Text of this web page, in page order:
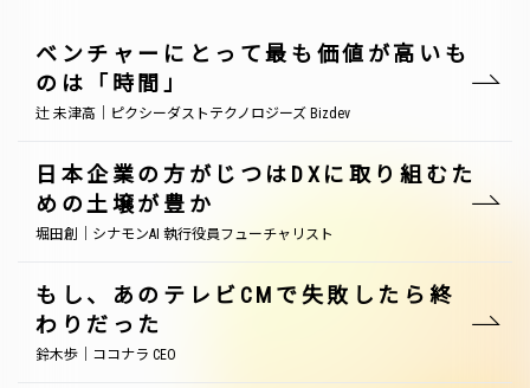
ベンチャーにとって最も価値が高いも
のは「時間」
辻 未津高｜ピクシーダストテクノロジーズ Bizdev
日本企業の方がじつはDXに取り組むた
めの土壌が豊か
堀田創｜シナモンAI 執行役員フューチャリスト
もし、あのテレビCMで失敗したら終
わりだった
鈴木歩｜ココナラ CEO